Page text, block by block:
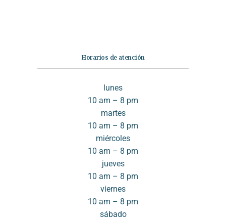
Horarios de atención
lunes
10 am – 8 pm
martes
10 am – 8 pm
miércoles
10 am – 8 pm
jueves
10 am – 8 pm
viernes
10 am – 8 pm
sábado